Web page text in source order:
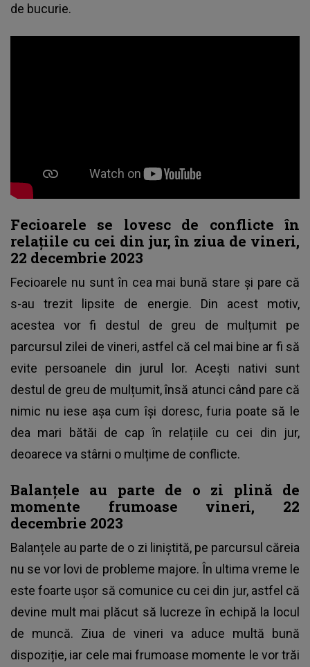
de bucurie.
Fecioarele se lovesc de conflicte în
relațiile cu cei din jur, în ziua de vineri,
22 decembrie 2023
Fecioarele nu sunt în cea mai bună stare și pare că
s-au trezit lipsite de energie. Din acest motiv,
acestea vor fi destul de greu de mulțumit pe
parcursul zilei de vineri, astfel că cel mai bine ar fi să
evite persoanele din jurul lor. Acești nativi sunt
destul de greu de mulțumit, însă atunci când pare că
nimic nu iese așa cum își doresc, furia poate să le
dea mari bătăi de cap în relațiile cu cei din jur,
deoarece va stârni o mulțime de conflicte.
Balanțele au parte de o zi plină de
momente frumoase vineri, 22
decembrie 2023
Balanțele au parte de o zi liniștită, pe parcursul căreia
nu se vor lovi de probleme majore. În ultima vreme le
este foarte ușor să comunice cu cei din jur, astfel că
devine mult mai plăcut să lucreze în echipă la locul
de muncă. Ziua de vineri va aduce multă bună
dispoziție, iar cele mai frumoase momente le vor trăi